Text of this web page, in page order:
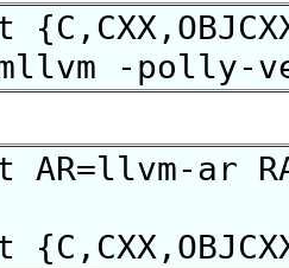
-polly-
AR=llvm-ar